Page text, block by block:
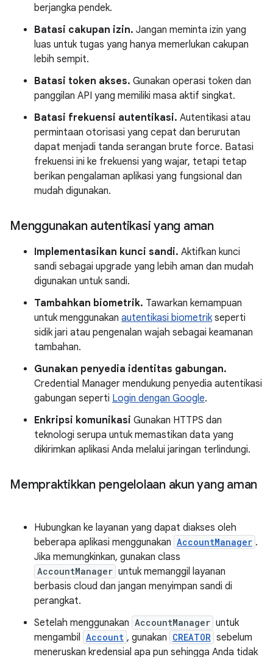
berjangka pendek.
Batasi cakupan izin. Jangan meminta izin yang
luas untuk tugas yang hanya memerlukan cakupan
lebih sempit.
Batasi token akses. Gunakan operasi token dan
panggilan API yang memiliki masa aktif singkat.
Batasi frekuensi autentikasi. Autentikasi atau
permintaan otorisasi yang cepat dan berurutan
dapat menjadi tanda serangan brute force. Batasi
frekuensi ini ke frekuensi yang wajar, tetapi tetap
berikan pengalaman aplikasi yang fungsional dan
mudah digunakan.
Menggunakan autentikasi yang aman
Implementasikan kunci sandi. Aktifkan kunci
sandi sebagai upgrade yang lebih aman dan mudah
digunakan untuk sandi.
Tambahkan biometrik. Tawarkan kemampuan
untuk menggunakan autentikasi biometrikseperti
sidik jari atau pengenalan wajah sebagai keamanan
tambahan.
Gunakan penyedia identitas gabungan.
Credential Manager mendukung penyedia autentikasi
gabungan seperti Login dengan Google.
Enkripsi komunikasi Gunakan HTTPS dan
teknologi serupa untuk memastikan data yang
dikirimkan aplikasi Anda melalui jaringan terlindungi.
Mempraktikkan pengelolaan akun yang aman
Hubungkan ke layanan yang dapat diakses oleh
beberapa aplikasi menggunakan AccountManager .
Jika memungkinkan, gunakan class
AccountManager untuk memanggil layanan
berbasis cloud dan jangan menyimpan sandi di
perangkat.
Setelah menggunakan AccountManager untuk
mengambil Account , gunakan CREATOR sebelum
meneruskan kredensial apa pun sehingga Anda tidak